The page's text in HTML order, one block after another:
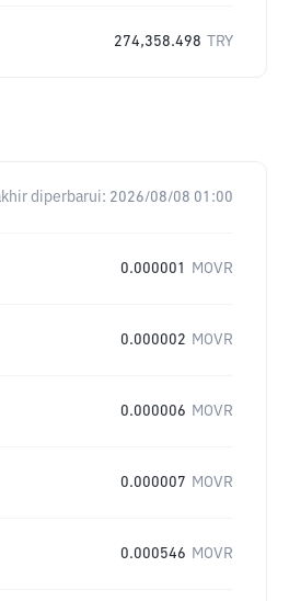
274,358.498 TRY
diperbarui: 2026/08/08 01:00
0.000001 MOVR
0.000002 MOVR
0.000006 MOVR
0.000007 MOVR
0.000546 MOVR